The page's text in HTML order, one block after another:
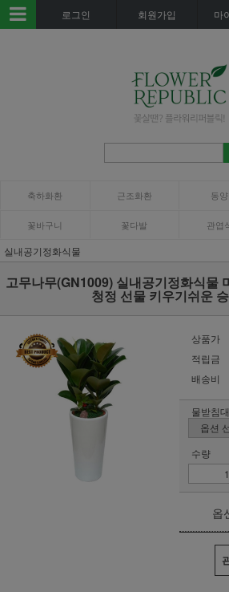
로그인 회원가입 마
축하화환 근조화환 동
꽃바구니 꽃다발 관엽
실내공기정화식물
고무나무(GN1009) 실내공기정화식물
청정 선물 키우기쉬운
상품가
적립금
배송비
물받침대
수량
옵